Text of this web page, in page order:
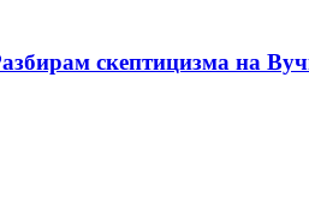
скептицизма на